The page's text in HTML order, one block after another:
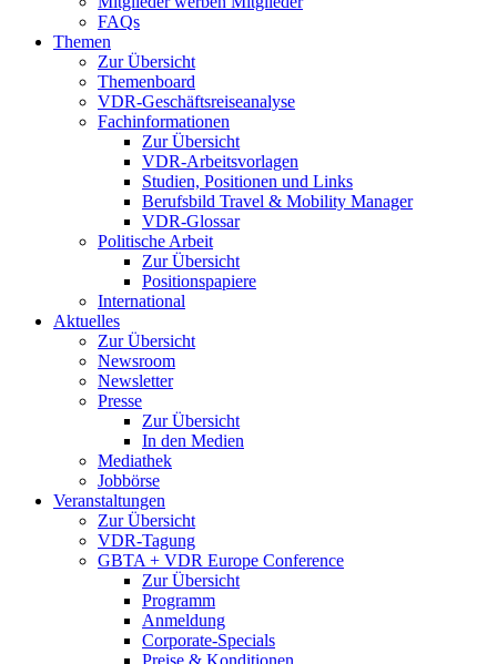
FAQs
Themen
Zur Übersicht
Themenboard
VDR-Geschäftsreiseanalyse
Fachinformationen
Zur Übersicht
VDR-Arbeitsvorlagen
Studien, Positionen und Links
Berufsbild Travel & Mobility Manager
VDR-Glossar
Politische Arbeit
Zur Übersicht
Positionspapiere
International
Aktuelles
Zur Übersicht
Newsroom
Newsletter
Presse
Zur Übersicht
In den Medien
Mediathek
Jobbörse
Veranstaltungen
Zur Übersicht
VDR-Tagung
GBTA + VDR Europe Conference
Zur Übersicht
Programm
Anmeldung
Corporate-Specials
Preise & Konditionen